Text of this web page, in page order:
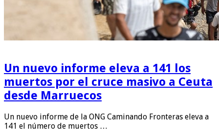
Un nuevo informe eleva a 141 los
muertos por el cruce masivo a Ceuta
desde Marruecos
Un nuevo informe de la ONG Caminando Fronteras eleva a
141 el número de muertos …